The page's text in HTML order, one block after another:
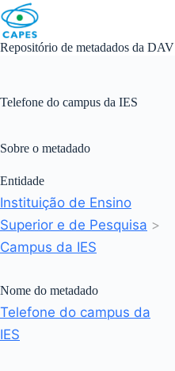
Skip
to
content
Repositório de metadados da DAV
Telefone do campus da IES
Sobre o metadado
Entidade
Instituição de Ensino
Superior e de Pesquisa >
Campus da IES
Nome do metadado
Telefone do campus da
IES